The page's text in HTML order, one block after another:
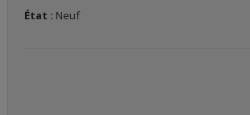
État : Neuf